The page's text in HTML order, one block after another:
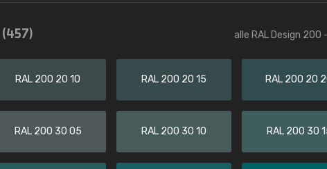
(457) alle RAL Design 200
RAL 200 20 10 RAL 200 20 15 RAL 200 20
RAL 200 30 05 RAL 200 30 10 RAL 200 30